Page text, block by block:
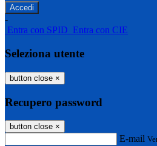
-
Entra con SPID Entra con CIE
Seleziona utente
button close ×
Recupero password
button close ×
E-mail